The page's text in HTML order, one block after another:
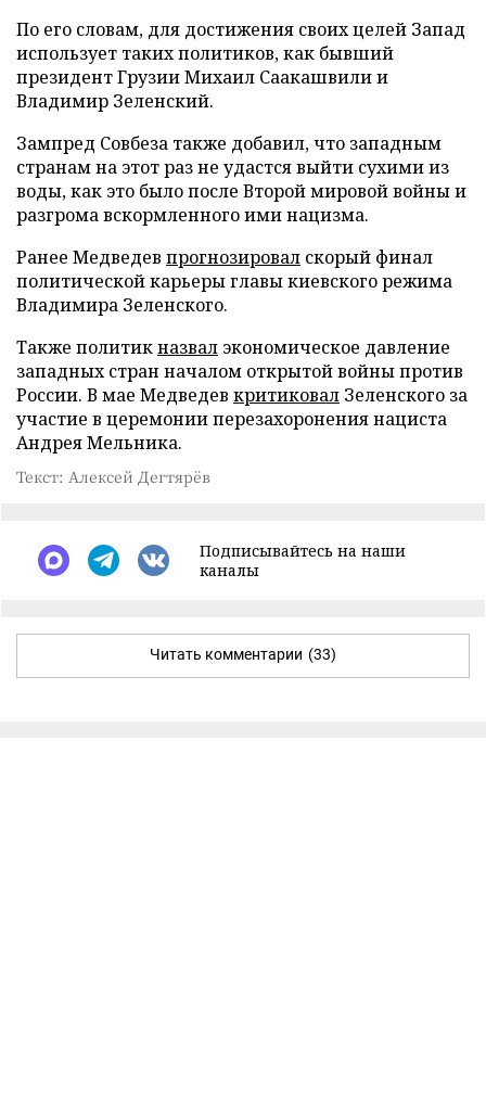
По его словам, для достижения своих целей Запад
использует таких политиков, как бывший
президент Грузии Михаил Саакашвили и
Владимир Зеленский.
Зампред Совбеза также добавил, что западным
странам на этот раз не удастся выйти сухими из
воды, как это было после Второй мировой войны и
разгрома вскормленного ими нацизма.
Ранее Медведев прогнозировал скорый финал
политической карьеры главы киевского режима
Владимира Зеленского.
Также политикназвал экономическое давление
западных стран началом открытой войны против
России. В мае Медведев критиковал Зеленского за
участие в церемонии перезахоронения нациста
Андрея Мельника.
Текст: Алексей Дегтярёв
Подписывайтесь на наши
каналы
Читать комментарии (33)